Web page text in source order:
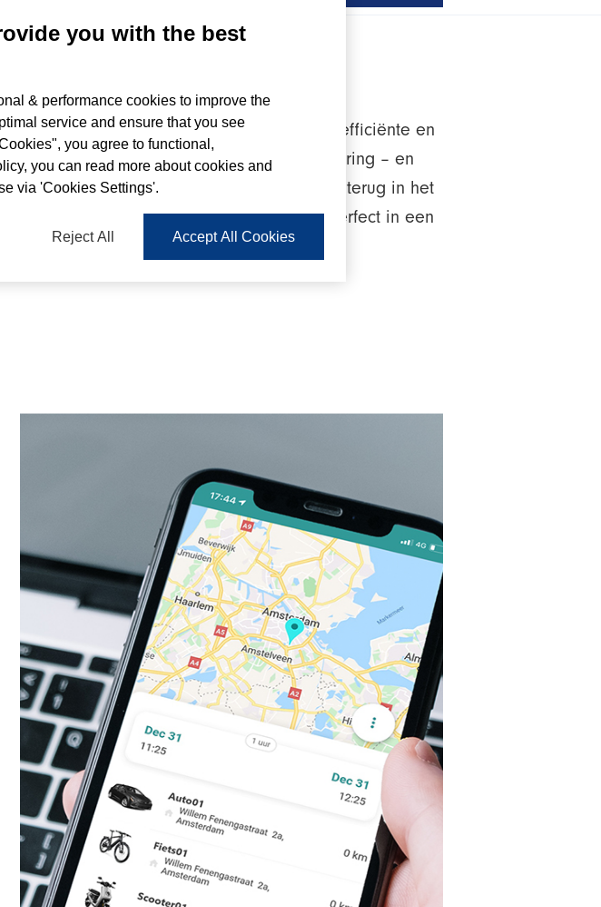
gebied van autodelen. WeGo realiseert efficiënte en
carsharing, scootersharing en bikesharing – en
meer van bezit naar gebruik. Dat zien we terug in het
en fietsdelen. Deelvoertuigen passen perfect in een
en organisaties kiezen er dan ook voor.
you with the best
& performance cookies to improve the
service and ensure that you see
you agree to functional,
you can read more about cookies and
via 'Cookies Settings'.
Reject All Accept All Cookies